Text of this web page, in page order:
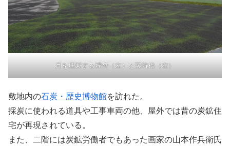
月を燻製する煙突（左）と竪坑櫓（右）
敷地内の石炭・歴史博物館を訪れた。
採炭に使われる道具や工事車両の他、屋外では昔の炭鉱住
宅が再現されている。
また、二階には炭鉱労働者でもあった画家の山本作兵衛氏